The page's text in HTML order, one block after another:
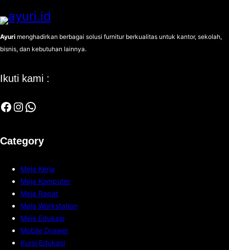
Ayuri menghadirkan berbagai solusi furnitur berkualitas untuk kantor, sekolah,
bisnis, dan kebutuhan lainnya.
Ikuti kami :
Category
Meja Kerja
Meja Komputer
Meja Rapat
Meja Workstation
Meja Edukasi
Mobile Drawer
Kursi Edukasi